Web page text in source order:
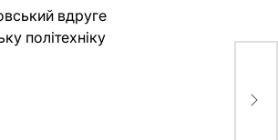
вдруге
політехніку